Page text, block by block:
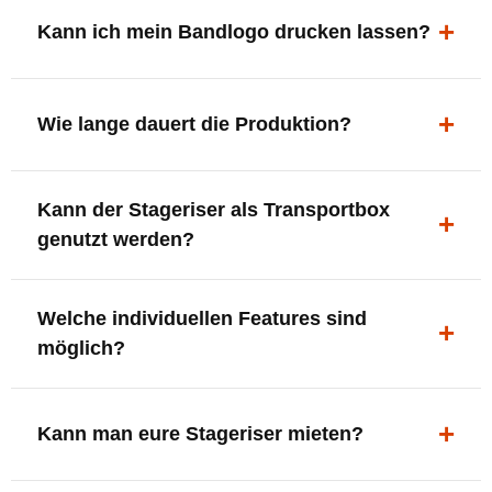
ergonomisch, sicher und gut sichtbar.
Kann ich mein Bandlogo drucken lassen?
deine Bühne, deine Marke.
Wie lange dauert die Produktion?
innerhalb Deutschlands kostenfrei.
Kann der Stageriser als Transportbox
genutzt werden?
oder Zubehör nutzen.
Welche individuellen Features sind
möglich?
XLR-Brücke / Schnittstelle
Setlist-Clip
Kann man eure Stageriser mieten?